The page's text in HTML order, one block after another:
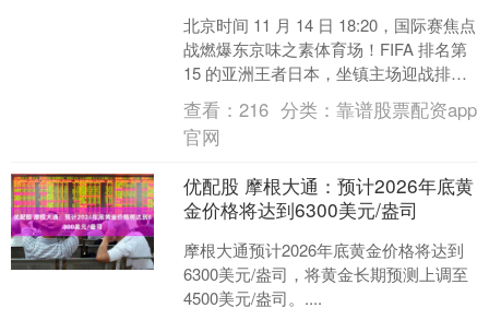
北京时间 11 月 14 日 18:20，国际赛焦点
战燃爆东京味之素体育场！FIFA 排名第
15 的亚洲王者日本，坐镇主场迎战排名
第 77 的非洲劲旅加纳。这....
查看：216 分类：靠谱股票配资app
官网
优配股 摩根大通：预计2026年底黄
金价格将达到6300美元/盎司
摩根大通预计2026年底黄金价格将达到
6300美元/盎司，将黄金长期预测上调至
4500美元/盎司。....